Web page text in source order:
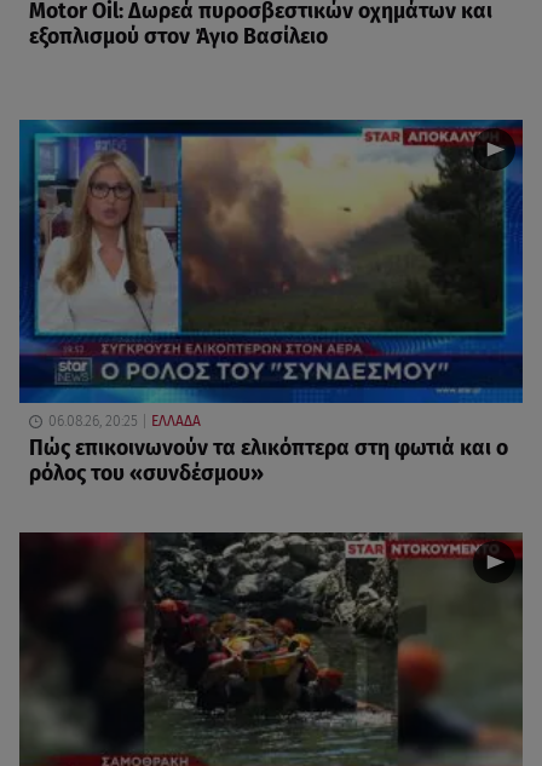
Motor Oil: Δωρεά πυροσβεστικών οχημάτων και
εξοπλισμού στον Άγιο Βασίλειο
06.08.26, 20:25 ΕΛΛΑΔΑ
Πώς επικοινωνούν τα ελικόπτερα στη φωτιά και ο
ρόλος του «συνδέσμου»